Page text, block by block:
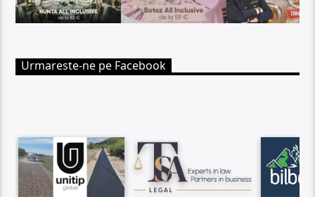
Urmareste-ne pe Facebook